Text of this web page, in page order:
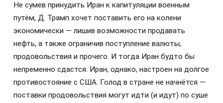
Не сумев принудить Иран к капитуляции военным
путём, Д. Трамп хочет поставить его на колени
экономически — лишив возможности продавать
нефть, а также ограничив поступление валюты,
продовольствия и прочего. И тогда Иран будто бы
непременно сдастся. Иран, однако, настроен на долгое
противостояние с США. Голод в стране не начнётся —
поставки продовольствия могут идти (и идут) по суше